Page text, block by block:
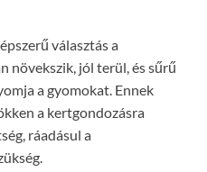
választás a
növekszik, jól terül, és sűrű
a gyomokat. Ennek
a kertgondozásra
ráadásul a